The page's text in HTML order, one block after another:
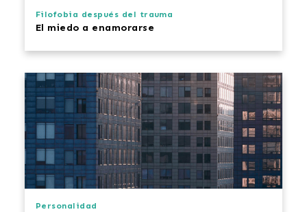
Filofobia después del trauma
El miedo a enamorarse
Personalidad